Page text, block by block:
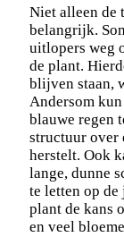
Niet alleen de
belangrijk.
uitlopers weg
de plant.
blijven staan,
Andersom
blauwe regen
structuur over
herstelt. Ook
lange, dunne
te letten op de
plant de kans
en veel